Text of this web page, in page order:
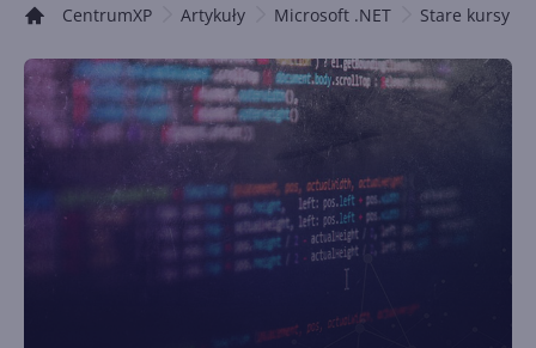
CentrumXP Artykuły Microsoft .NET Stare kursy